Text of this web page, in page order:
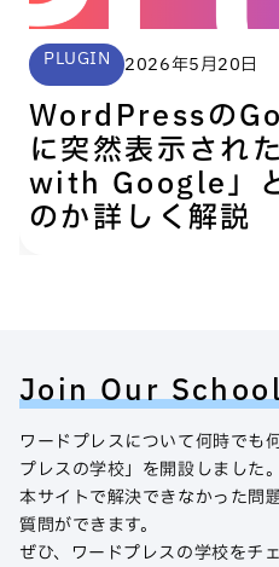
PLUGIN 2026年5月20日
WordPressの
に突然表示され
with Google」
のか詳しく解説
Join Our
ワードプレスについて何時でも
プレスの学校」を開設しました。
本サイトで解決できなかった問
質問ができます。
ぜひ、ワードプレスの学校をチ